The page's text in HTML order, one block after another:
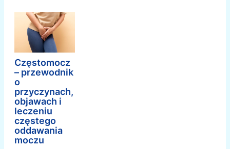
Częstomocz
– przewodnik
o
przyczynach,
objawach i
leczeniu
częstego
oddawania
moczu